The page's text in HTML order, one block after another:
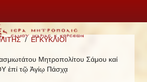
ΕΓΚΥΚΛΙΟΙ
Μητροπολίτου Σάμου καί
ἐπί τῷ Ἁγίῳ Πάσχᾳ